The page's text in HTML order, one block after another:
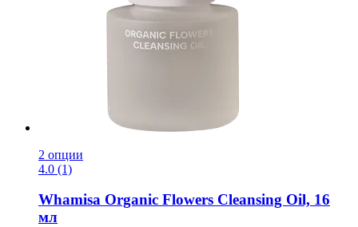
2 опции
4.0 (1)
Whamisa Organic Flowers Cleansing Oil, 16
мл